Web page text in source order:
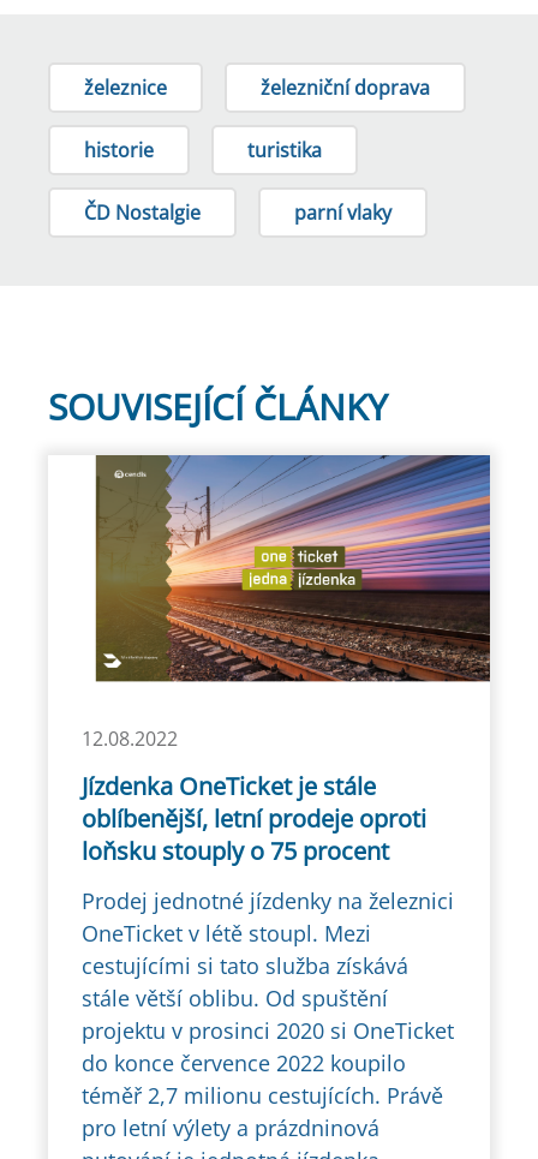
železnice železniční doprava
historie turistika
ČD Nostalgie parní vlaky
SOUVISEJÍCÍ ČLÁNKY
12.08.2022
Jízdenka OneTicket je stále
oblíbenější, letní prodeje oproti
loňsku stouply o 75 procent
Prodej jednotné jízdenky na železnici
OneTicket v létě stoupl. Mezi
cestujícími si tato služba získává
stále větší oblibu. Od spuštění
projektu v prosinci 2020 si OneTicket
do konce července 2022 koupilo
téměř 2,7 milionu cestujících. Právě
pro letní výlety a prázdninová